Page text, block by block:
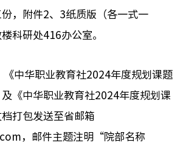
，附件2、 3纸质版（各一式一
科研处416办公室。
《中华职业教育社2024年度规划课题
《中华职业教育社2024年度规划课
打包发送至省邮箱
，邮件主题注明 “院部名称